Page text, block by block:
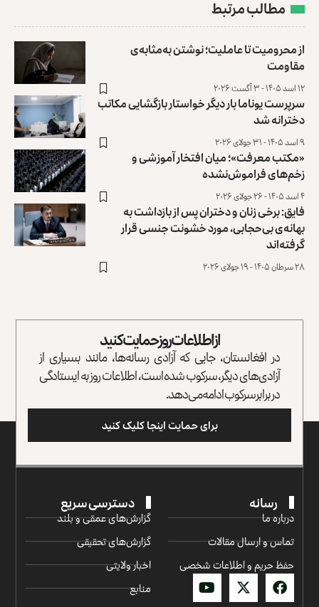
مطالب مرتبط
از محرومیت تا عاملیت؛ نوشتن به‌مثابه‌ی
مقاومت
۱۲ اسد ۱۴۰۵ - ۳ آگست ۲۰۲۶
سرپرست یوناما بار دیگر خواستار بازگشایی مکاتب
دخترانه شد
۹ اسد ۱۴۰۵ - ۳۱ جولای ۲۰۲۶
«مکتب معرفت»؛ میان افتخار آموزشی و
زخم‌های فراموش‌نشده
۴ اسد ۱۴۰۵ - ۲۶ جولای ۲۰۲۶
فایق: برخی زنان و دختران پس از بازداشت به
بهانه‌ی بی‌حجابی، مورد خشونت جنسی قرار
گرفته‌اند
۲۸ سرطان ۱۴۰۵ - ۱۹ جولای ۲۰۲۶
از اطلاعات روز حمایت کنید
در افغانستان، جایی که آزادی رسانه‌ها، مانند بسیاری از
آزادی‌های دیگر، سرکوب شده است، اطلاعات روز به ایستادگی
در برابر سرکوب ادامه می‌دهد.
برای حمایت اینجا کلیک کنید
رسانه
درباره ما
تماس و ارسال مقالات
حفظ حریم و اطلاعات شخصی
دسترسی سریع
گزارش‌‌های عمقی و بلند
گزارش‌های تحقیقی
اخبار ولایتی
منابع